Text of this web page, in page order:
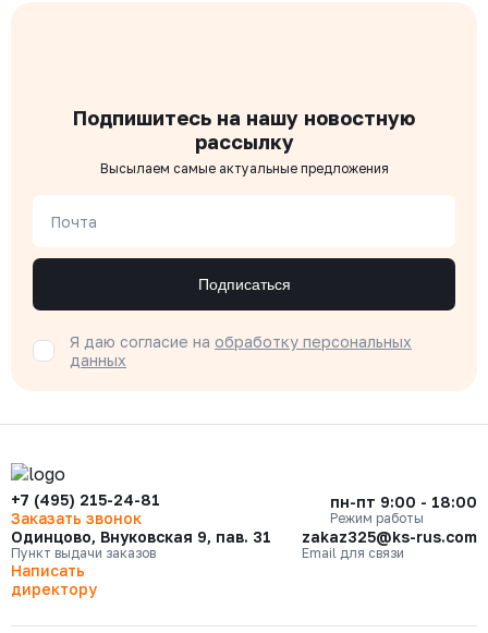
Подпишитесь на нашу новостную
рассылку
Высылаем самые актуальные предложения
Почта
Подписаться
Я даю согласие на обработку персональных
данных
+7 (495) 215-24-81
Заказать звонок
пн-пт 9:00 - 18:00
Режим работы
Одинцово, Внуковская 9, пав. 31
Пункт выдачи заказов
zakaz325@ks-rus.com
Email для связи
Написать
директору